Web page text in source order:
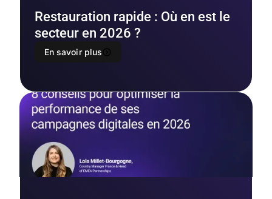
Restauration rapide : Où en est le
secteur en 2026 ?
En savoir plus